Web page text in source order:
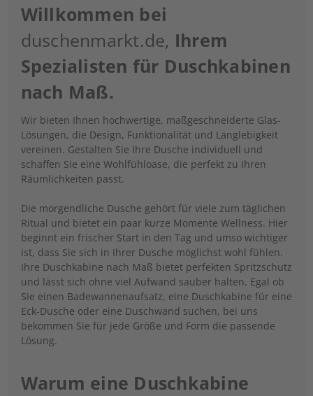
Willkommen bei
duschenmarkt.de, Ihrem
Spezialisten für Duschkabinen
nach Maß.
Wir bieten Ihnen hochwertige, maßgeschneiderte Glas-
Lösungen, die Design, Funktionalität und Langlebigkeit
vereinen. Gestalten Sie Ihre Dusche individuell und
schaffen Sie eine Wohlfühloase, die perfekt zu Ihren
Räumlichkeiten passt.
Die morgendliche Dusche gehört für viele zum täglichen
Ritual und bietet ein paar kurze Momente Wellness. Hier
beginnt ein frischer Start in den Tag und umso wichtiger
ist, dass Sie sich in Ihrer Dusche möglichst wohl fühlen.
Ihre Duschkabine nach Maß bietet perfekten Spritzschutz
und lässt sich ohne viel Aufwand sauber halten. Egal ob
Sie einen Badewannenaufsatz, eine Duschkabine für eine
Eck-Dusche oder eine Duschwand suchen, bei uns
bekommen Sie für jede Größe und Form die passende
Lösung.
Warum eine Duschkabine